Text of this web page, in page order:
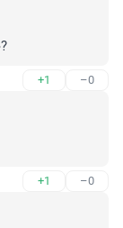
+1 –0
+1 –0